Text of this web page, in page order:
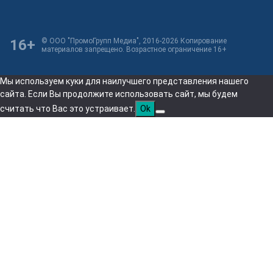
© ООО "ПромоГрупп Медиа", 2016-2026 Копирование
материалов запрещено. Возрастное ограничение 16+
16+
Мы используем куки для наилучшего представления нашего
сайта. Если Вы продолжите использовать сайт, мы будем
считать что Вас это устраивает.
Ok